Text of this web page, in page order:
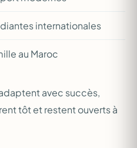
internationales
au Maroc
avec succès,
tôt et restent ouverts à